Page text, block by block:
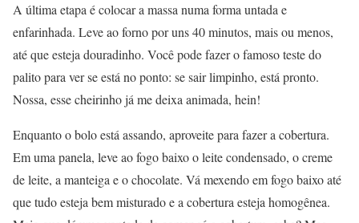
A última etapa é colocar a massa numa forma untada e
enfarinhada. Leve ao forno por uns 40 minutos, mais ou menos,
até que esteja douradinho. Você pode fazer o famoso teste do
palito para ver se está no ponto: se sair limpinho, está pronto.
Nossa, esse cheirinho já me deixa animada, hein!
Enquanto o bolo está assando, aproveite para fazer a cobertura.
Em uma panela, leve ao fogo baixo o leite condensado, o creme
de leite, a manteiga e o chocolate. Vá mexendo em fogo baixo até
que tudo esteja bem misturado e a cobertura esteja homogênea.